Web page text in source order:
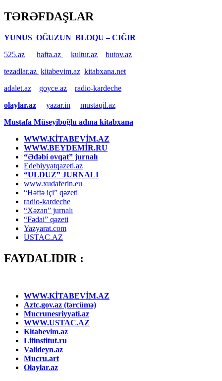
TƏRƏFDAŞLAR
YUNUS OĞUZUN BLOQU – CIĞIR
525.az
hafta.az kultur.az
butov.az
tezadlar.az kitabevim.az kitabxana.net
adalet.az
goyce.az
radio-kardeche
olaylar.az
yazar.in
mustaqil.az
Mustafa Müseyiboğlu adına kitabxana
WWW.KİTABEVİM.AZ
WWW.BEYDEMİR.RU
“Ədəbi ovqat” jurnalı
Edebiyyatqazeti.az
“ULDUZ” JURNALI
www.xudaferin.eu
“Həftə içi” qəzeti
radio-kardeche
“Xəzan” jurnalı
“Fədai” qəzeti
Yazyarat.com
USTAC.AZ
FAYDALIDIR :
WWW.KİTABEVİM.AZ
Aztc.gov.az (tərcümə)
Mucrunesriyyati.az
WWW.USTAC.AZ
Kitabevim.az
Litinstitut.ru
Valideyn.az
Mucru.art
Olaylar.az